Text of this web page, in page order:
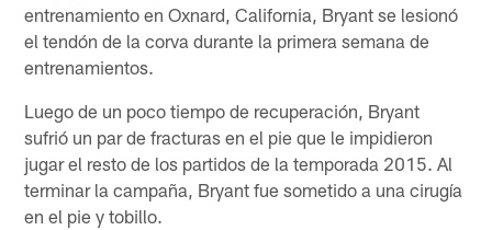
entrenamiento en Oxnard, California, Bryant se lesionó
el tendón de la corva durante la primera semana de
entrenamientos.
Luego de un poco tiempo de recuperación, Bryant
sufrió un par de fracturas en el pie que le impidieron
jugar el resto de los partidos de la temporada 2015. Al
terminar la campaña, Bryant fue sometido a una cirugía
en el pie y tobillo.